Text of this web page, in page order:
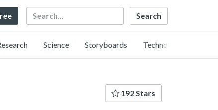
Search
Science Storyboards Technology
192 Stars